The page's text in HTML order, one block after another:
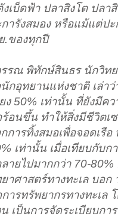
เบ็ดฟ้า ปลาสิงโต ปลา
การังสมอง หรือแม้แต่ป
.ของทุกปี
รรณ พิทักษ์สินธร นักวิท
นักอุทยานแห่งชาติ เล่า
ง 50% เท่านั้น ที่ยังมีค
ร้อนขึ้น ทำให้สิ่งมีชีวิตเ
กการทิ้งสมอเพื่อจอดเรื
เท่านั้น เมื่อเทียบกับก
ายไปมากกว่า 70-
ยาศาสตร์ทางทะเล บอ
การทรัพยากรทางทะเล
น เป็นการจัดระเบียบก